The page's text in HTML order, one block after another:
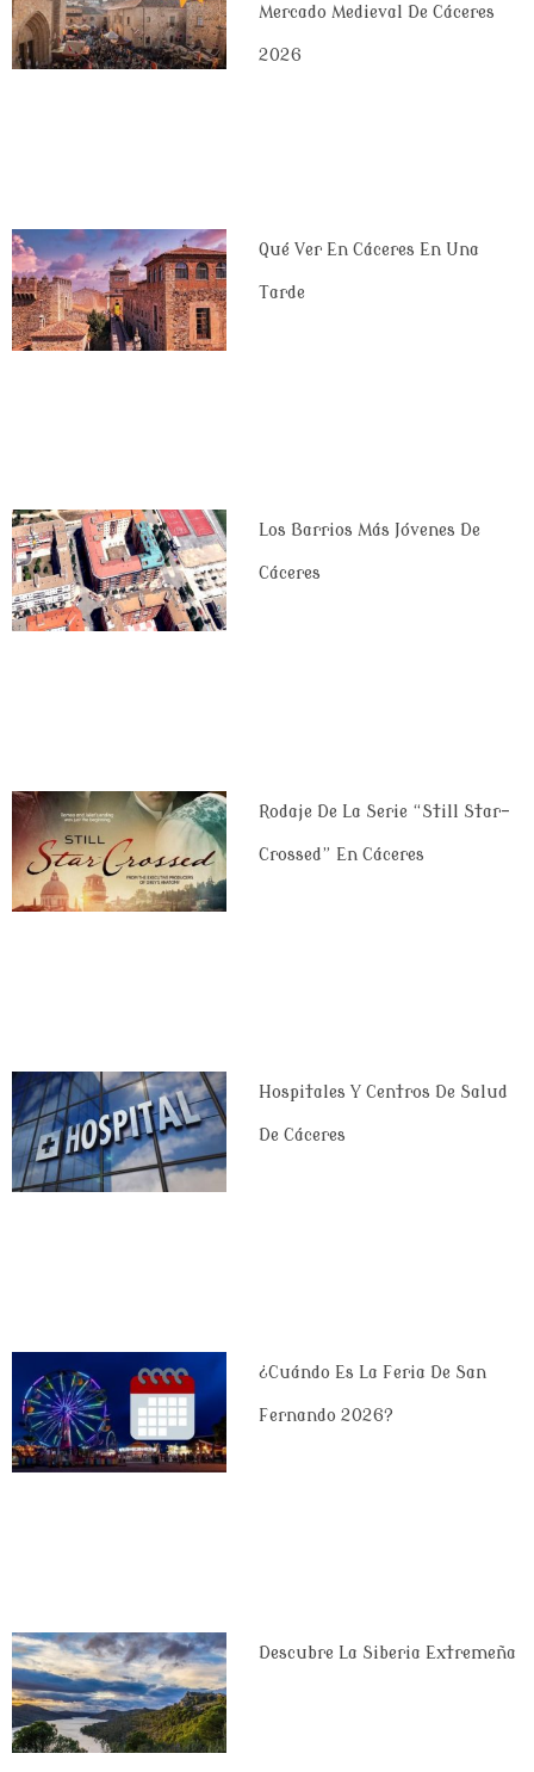
Mercado Medieval De Cáceres
2026
Qué Ver En Cáceres En Una
Tarde
Los Barrios Más Jóvenes De
Cáceres
Rodaje De La Serie “Still Star-
Crossed” En Cáceres
Hospitales Y Centros De Salud
De Cáceres
¿Cuándo Es La Feria De San
Fernando 2026?
Descubre La Siberia Extremeña